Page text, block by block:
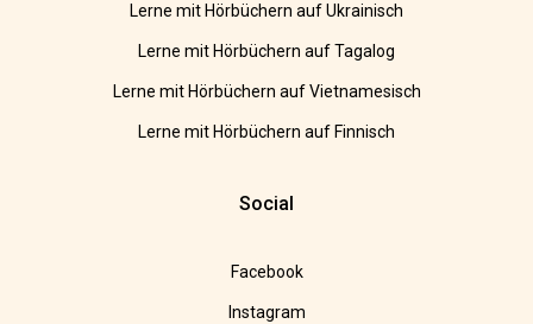
Lerne mit Hörbüchern auf Ukrainisch
Lerne mit Hörbüchern auf Tagalog
Lerne mit Hörbüchern auf Vietnamesisch
Lerne mit Hörbüchern auf Finnisch
Social
Facebook
Instagram